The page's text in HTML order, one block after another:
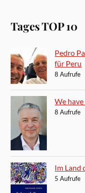
Tages TOP 10
Pedro
für Peru
8 Aufrufe
We
8 Aufrufe
Im Land
5 Aufrufe